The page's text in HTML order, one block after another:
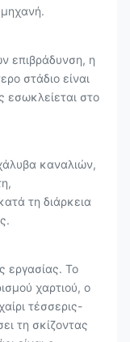
επιβράδυνση, η
στάδιο είναι
εσωκλείεται στο
καναλιών,
τη διάρκεια
εργασίας. Το
χαρτιού, ο
τέσσερις-
τη σκίζοντας